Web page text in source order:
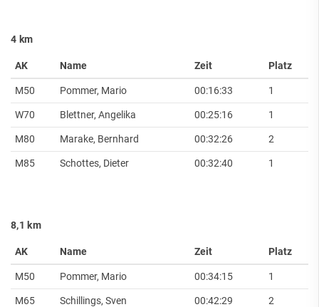
4 km
AK Name Zeit Platz
M50 Pommer, Mario 00:16:33
1
W70
Blettner, Angelika 00:25:16
1
M80
Marake, Bernhard 00:32:26
2
M85
Schottes, Dieter 00:32:40 1
8,1 km
AK Name Zeit Platz
M50 Pommer, Mario 00:34:15
1
M65
Schillings, Sven 00:42:29
2